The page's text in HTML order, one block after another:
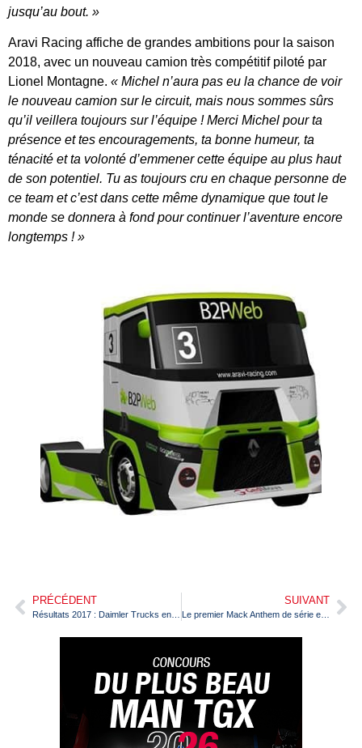
jusqu’au bout. »
Aravi Racing affiche de grandes ambitions pour la saison
2018, avec un nouveau camion très compétitif piloté par
Lionel Montagne. « Michel n’aura pas eu la chance de voir
le nouveau camion sur le circuit, mais nous sommes sûrs
qu’il veillera toujours sur l’équipe ! Merci Michel pour ta
présence et tes encouragements, ta bonne humeur, ta
ténacité et ta volonté d’emmener cette équipe au plus haut
de son potentiel. Tu as toujours cru en chaque personne de
ce team et c’est dans cette même dynamique que tout le
monde se donnera à fond pour continuer l’aventure encore
longtemps ! »
PRÉCÉDENT SUIVANT
Le premier Mack Anthem de série est sorti de chaîne